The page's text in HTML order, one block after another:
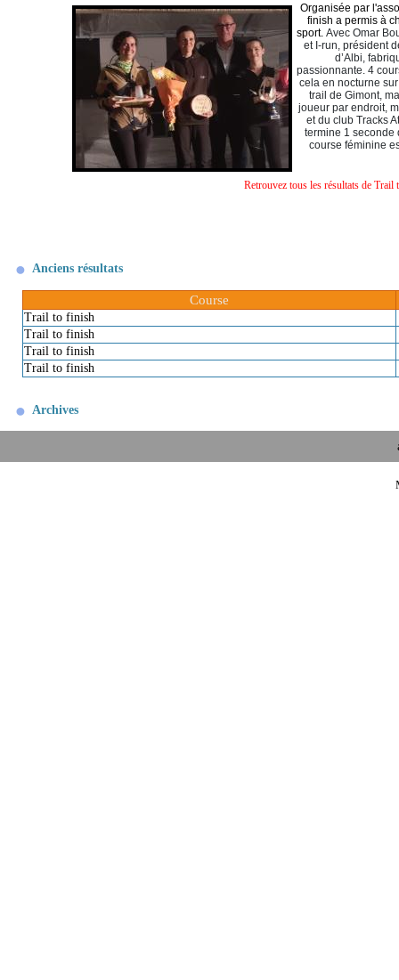
Organisée par
finish a permis à
sport. Avec Omar
et I-run, président
d’Albi,
passionnante. 4
cela en nocturne
trail de Gimont,
joueur par endroit,
et du club Tracks
termine 1 seconde
course féminine
Retrouvez tous les résultats de
Anciens résultats
Course
Trail to finish
Trail to finish
Trail to finish
Trail to finish
Archives